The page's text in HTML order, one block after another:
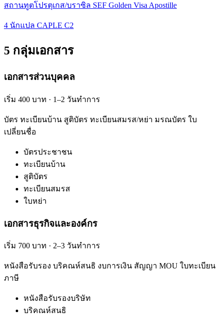
สถานทูตโปรตุเกส/บราซิล SEF Golden Visa Apostille
4 นักแปล CAPLE C2
5 กลุ่มเอกสาร
เอกสารส่วนบุคคล
เริ่ม 400 บาท · 1–2 วันทำการ
บัตร ทะเบียนบ้าน สูติบัตร ทะเบียนสมรส/หย่า มรณบัตร ใบ
เปลี่ยนชื่อ
บัตรประชาชน
ทะเบียนบ้าน
สูติบัตร
ทะเบียนสมรส
ใบหย่า
เอกสารธุรกิจและองค์กร
เริ่ม 700 บาท · 2–3 วันทำการ
หนังสือรับรอง บริคณห์สนธิ งบการเงิน สัญญา MOU ใบทะเบียน
ภาษี
หนังสือรับรองบริษัท
บริคณห์สนธิ